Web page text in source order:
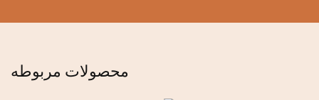
محصولات مربوطه